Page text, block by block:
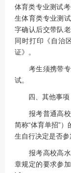
体育类专业测试
生体育类专业测
字确认后交带队
同时打印《自治
证》。
考生须携带专
试。
四、其他事项
报考普通高校
简称“体育单招”
生自行决定是否参
报考高校高水
章规定的要求参